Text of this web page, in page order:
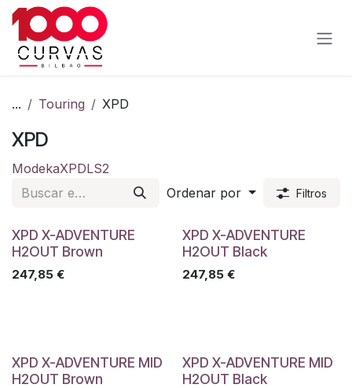
Ir al contenido
... Touring XPD
XPD
ModekaXPDLS2
Ordenar por
Filtros
XPD X-ADVENTURE
H2OUT Brown
247,85 €
XPD X-ADVENTURE
H2OUT Black
247,85€
XPD X-ADVENTURE MID
H2OUT Brown
XPD X-ADVENTURE MID
H2OUT Black